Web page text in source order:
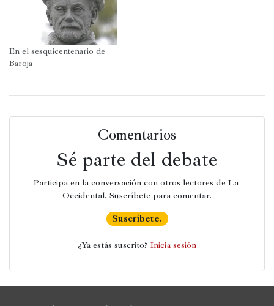
En el sesquicentenario de
Baroja
Comentarios
Sé parte del debate
Participa en la conversación con otros lectores de La
Occidental. Suscríbete para comentar.
Suscríbete.
¿Ya estás suscrito? Inicia sesión